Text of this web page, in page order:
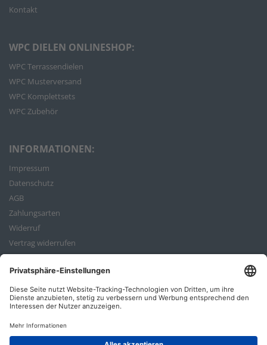
Kontakt
WPC DIELEN ONLINESHOP:
WPC Terrassendielen
WPC Musterversand
WPC Komplettsets
WPC Zubehör
INFORMATIONEN:
Impressum
Datenschutz
AGB
Zahlungsarten
Widerruf
Vertrag widerrufen
Bestellvorgang
ZAHLUNGSARTEN: